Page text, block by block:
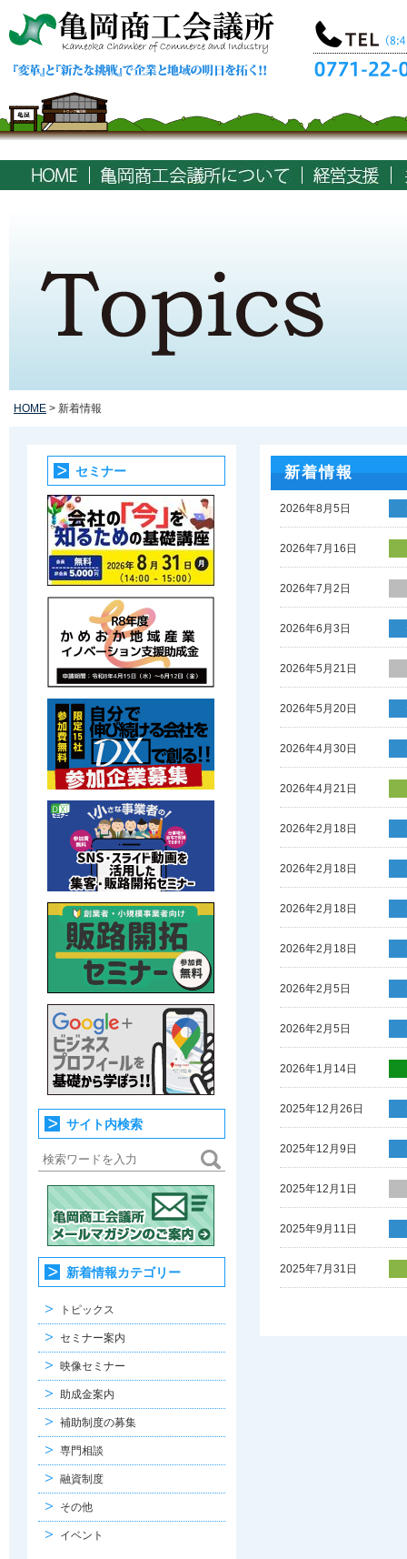
HOME > 新着情報
新着情報
2026年8月5日
2026年7月16日
2026年7月2日
2026年6月3日
2026年5月21日
2026年5月20日
2026年4月30日
2026年4月21日
2026年2月18日
2026年2月18日
2026年2月18日
2026年2月18日
2026年2月5日
2026年2月5日
2026年1月14日
2025年12月26日
2025年12月9日
2025年12月1日
2025年9月11日
2025年7月31日
セミナー
サイト内検索
新着情報カテゴリー
トピックス
セミナー案内
映像セミナー
助成金案内
補助制度の募集
専門相談
融資制度
その他
イベント